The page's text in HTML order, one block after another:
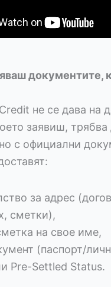
документите,
не се дава на
заявиш, трябва
с официални
за адрес
сметки),
на свое име,
(паспорт/
Pre-Settled Status.